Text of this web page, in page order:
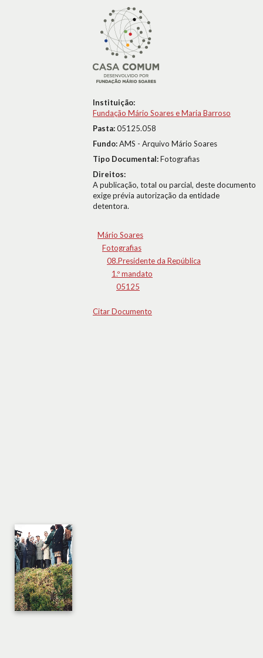
Instituição:
Fundação Mário Soares e Maria Barroso
Pasta:05125.058
Fundo:AMS - Arquivo Mário Soares
Tipo Documental:Fotografias
Direitos:
A publicação, total ou parcial, deste documento
exige prévia autorização da entidade
detentora.
Mário Soares
Fotografias
08.Presidente da República
1.º mandato
05125
Citar Documento